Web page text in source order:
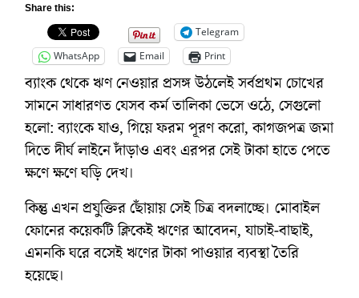
Share this:
Telegram
WhatsApp
Email Print
ব্যাংক থেকে ঋণ নেওয়ার প্রসঙ্গ উঠলেই সর্বপ্রথম চোখের
সামনে সাধারণত যেসব কর্ম তালিকা ভেসে ওঠে, সেগুলো
হলো: ব্যাংকে যাও, গিয়ে ফরম পূরণ করো, কাগজপত্র জমা
দিতে দীর্ঘ লাইনে দাঁড়াও এবং এরপর সেই টাকা হাতে পেতে
ক্ষণে ক্ষণে ঘড়ি দেখ।
কিন্তু এখন প্রযুক্তির ছোঁয়ায় সেই চিত্র বদলাচ্ছে। মোবাইল
ফোনের কয়েকটি ক্লিকেই ঋণের আবেদন, যাচাই-বাছাই,
এমনকি ঘরে বসেই ঋণের টাকা পাওয়ার ব্যবস্থা তৈরি
হয়েছে।